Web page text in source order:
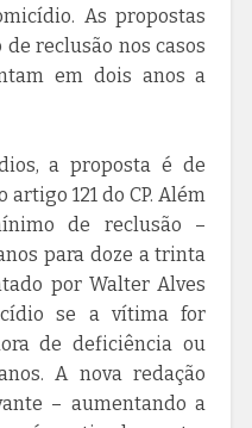
As propostas
reclusão nos casos
em dois anos a
a proposta é de
121 do CP. Além
de reclusão –
para doze a trinta
por Walter Alves
se a vítima for
de deficiência ou
A nova redação
– aumentando a